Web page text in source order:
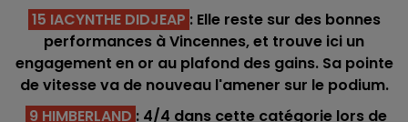
15 IACYNTHE DIDJEAP : Elle reste sur des bonnes
performances à Vincennes, et trouve ici un
engagement en or au plafond des gains. Sa pointe
de vitesse va de nouveau l'amener sur le podium.
9 HIMBERLAND : 4/4 dans cette catégorie lors de